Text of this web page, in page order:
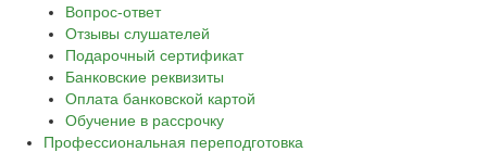
Вопрос-ответ
Отзывы слушателей
Подарочный сертификат
Банковские реквизиты
Оплата банковской картой
Обучение в рассрочку
Профессиональная переподготовка